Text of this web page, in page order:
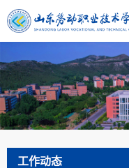
工作动态